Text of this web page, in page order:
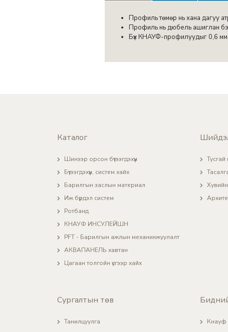
Профиль төмөр нь хана дагуу
Профиль нь дюбель ашиглан
Бүх КНАУФ-профилуудыг 0,6 мм
Каталог
Шинээр орсон бүтээгдэхүүн
Бүтээгдэхүүн, систем хайх
Барилгын заслын материал
Иж бүрдэл систем
Ротбанд
КНАУФ ИНСУЛЕЙШН
PFT - Барилгын ажлын механикжуулалт
АКВАПАНЕЛЬ хавтан
Цагаан толгойн үсгээр хайх
Тусгай
Сургалтын төв
Танилцуулга
Кнауф